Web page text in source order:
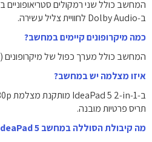
ב‑Dolby Audio לחוויית צליל עשירה.
כמה מיקרופונים קיימים במחשב?
המחשב כולל מערך כפול של מיקרופונים (2x) לקליטת קול איכותית.
איזו מצלמה יש במחשב?
תריס פרטיות מובנה.
מה קיבולת הסוללה במחשב IdeaPad 5?